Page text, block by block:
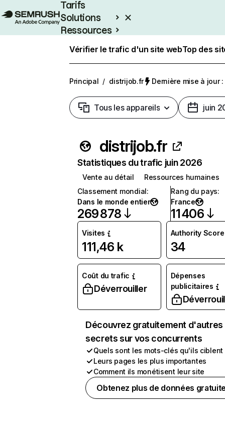
Tarifs
Solutions
Ressources
Vérifier le trafic d'un site webTop des
Principal / distrijob.fr Dernière mise à jour
Tous les appareils juin
distrijob.fr
Statistiques du trafic juin 2026
Vente au détail
Ressources humaines
Classement mondial:
Dans le monde entier
269 878
Rang du pays:
France
11 406
Visites
111,46 k
Authority Score
34
Coût du trafic
Déverrouiller
Dépenses
publicitaires
Découvrez gratuitement d'autres
secrets sur vos concurrents
Quels sont les mots-clés qu'ils ciblent
Leurs pages les plus importantes
Comment ils monétisent leur site
Obtenez plus de données